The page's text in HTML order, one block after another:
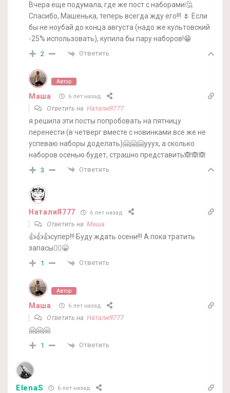
Вчера еще подумала, где же пост с наборами🤔.
Спасибо, Машенька, теперь всегда жду его!!! 🌷 Если
бы не ноубай до конца августа (надо же культовский
-25% использовать), купила бы пару наборов!😁
2 Ответить
Автор
Маша 6 лет назад
Ответить на НаталиЯ777
я решила эти посты попробовать на пятницу
перенести (в четверг вместе с новинками все же не
успеваю наборы доделать)🤗🤗🤗ууух, а сколько
наборов осенью будет, страшно представить🙈🙈🙈
3 Ответить
НаталиЯ777 6 лет назад
Ответить на Маша
👍👍👍супер!!! Буду ждать осени!!! А пока тратить
запасы🤦‍♀️😁
1 Ответить
Автор
Маша 6 лет назад
Ответить на НаталиЯ777
🤗🤗🤗
1 Ответить
ElenaS 6 лет назад